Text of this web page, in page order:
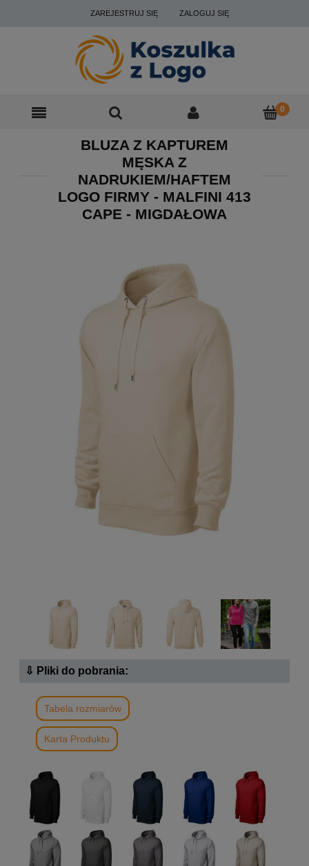
ZAREJESTRUJ SIĘ ZALOGUJ SIĘ
BLUZA Z KAPTUREM
MĘSKA Z
NADRUKIEM/HAFTEM
LOGO FIRMY - MALFINI 413
CAPE - MIGDAŁOWA
⇩ Pliki do pobrania:
Tabela rozmiarów
Karta Produktu